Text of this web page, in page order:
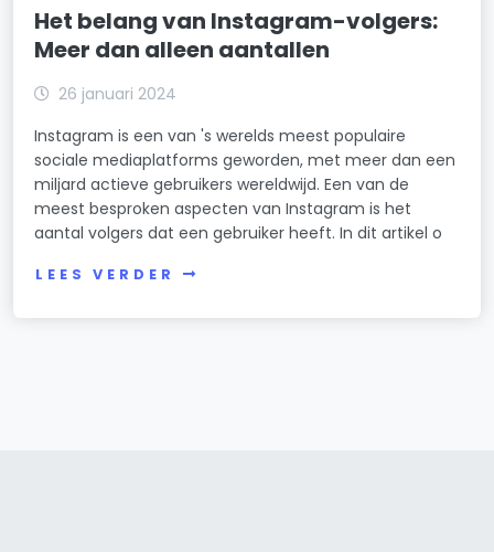
Het belang van Instagram-volgers:
Meer dan alleen aantallen
26 januari 2024
Instagram is een van 's werelds meest populaire
sociale mediaplatforms geworden, met meer dan een
miljard actieve gebruikers wereldwijd. Een van de
meest besproken aspecten van Instagram is het
aantal volgers dat een gebruiker heeft. In dit artikel o
LEES VERDER